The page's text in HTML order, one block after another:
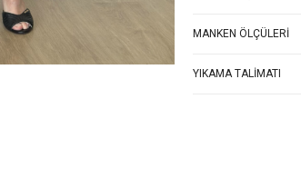
MANKEN ÖLÇÜLERI
YIKAMA TALIMATI